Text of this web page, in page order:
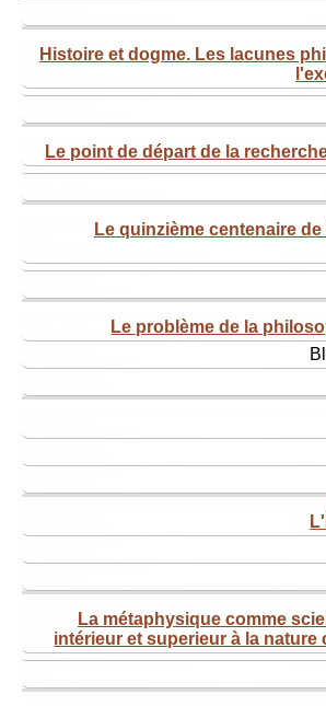
Histoire et dogme. Les lacunes
Le point de départ de la
Le quinzième centenaire
Le problème de la
La métaphysique comme
intérieur et superieur à la nature